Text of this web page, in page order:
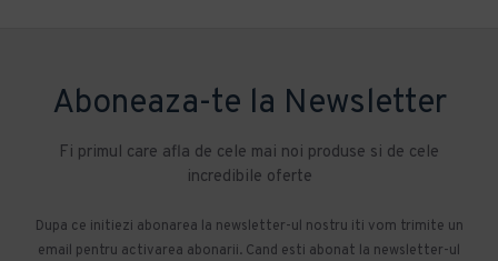
Aboneaza-te la Newsletter
Fi primul care afla de cele mai noi produse si de cele
incredibile oferte
Dupa ce initiezi abonarea la newsletter-ul nostru iti vom trimite un
email pentru activarea abonarii. Cand esti abonat la newsletter-ul